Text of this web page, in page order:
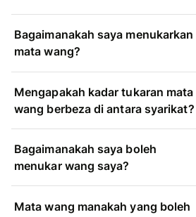
Bagaimanakah saya menukarkan
mata wang?
Mengapakah kadar tukaran mata
wang berbeza di antara syarikat?
Bagaimanakah saya boleh
menukar wang saya?
Mata wang manakah yang boleh